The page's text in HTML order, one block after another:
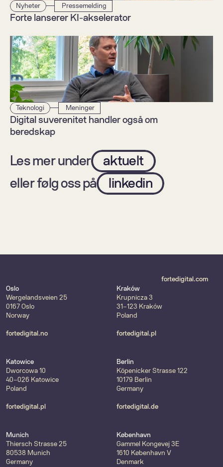
Nyheter Pressemelding
Forte lanserer KI-akselerator
Teknologi Meninger
Digital suverenitet handler også om
beredskap
Les mer under
aktuelt
eller følg oss på
linkedin
fortedigital.com
Oslo
Wergelandsveien 25
0167 Oslo
Norway
fortedigital.no
Kraków
Krupnicza 3
31-123 Kraków
Poland
fortedigital.pl
Katowice
Dworcowa 10
40-026 Katowice
Poland
fortedigital.pl
Berlin
Köpenicker Strasse 122
10179 Berlin
Germany
fortedigital.de
Munich
Thiersch Strasse 25
80538 Munich
Germany
København
Gammel Kongevej 3E
1610 København V
Denmark